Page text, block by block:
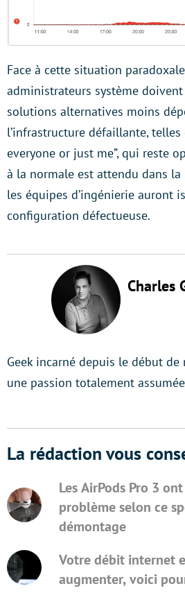
Face à cette situation
administrateurs système
solutions alternatives moins
l’infrastructure défaillante, telles
everyone or just me”, qui reste
à la normale est attendu dans
les équipes d’ingénierie auront
configuration défectueuse.
Charles
Geek incarné depuis le début de
une passion totalement
La rédaction vous
Les AirPods Pro 3
problème selon ce
démontage
Votre débit internet
augmenter, voici